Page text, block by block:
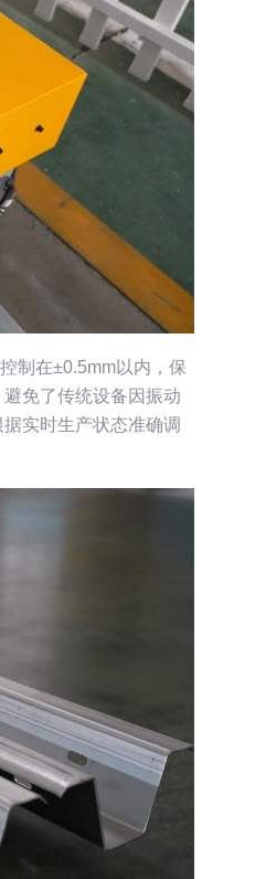
制在±0.5mm以内，保
免了传统设备因振动
实时生产状态准确调